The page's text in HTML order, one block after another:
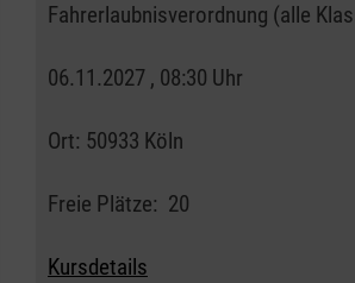
Fahrerlaubnisverordnung (alle
06.11.2027 , 08:30 Uhr
Ort: 50933 Köln
Freie Plätze: 20
Kursdetails